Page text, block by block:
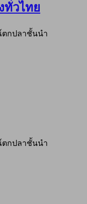
วไทย
ตกปลาชั้นนำ
ตกปลาชั้นนำ